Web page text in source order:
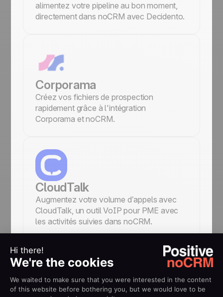
alimentez votre pipeline au bon moment,
directement dans noCRM avec Decidento.
Corporama
Créez vos fichiers de prospection
rapidement grâce à l'intégration
Corporama et noCRM.
CloudTalk
Augmentez votre volume d’appels avec
CloudTalk, un outil VoIP pour PME avec
les activités suivies dans noCRM.
Slack